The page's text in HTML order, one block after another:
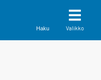
Haku Valikko